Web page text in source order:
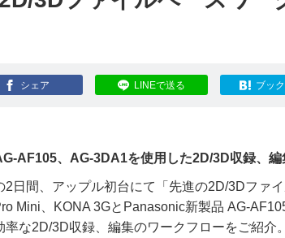
シェア LINEで送る ブッ
AF105、AG-3DA1を使用した2D/3D収録、編
日間、アップル初台にて「先進の2D/3Dファ
Mini、KONA 3GとPanasonic新製品 AG-
な2D/3D収録、編集のワークフローをご紹介